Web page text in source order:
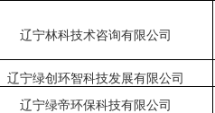
辽宁林科技术咨询有限公司
辽宁绿创环智科技发展有限公司
辽宁绿帝环保科技有限公司